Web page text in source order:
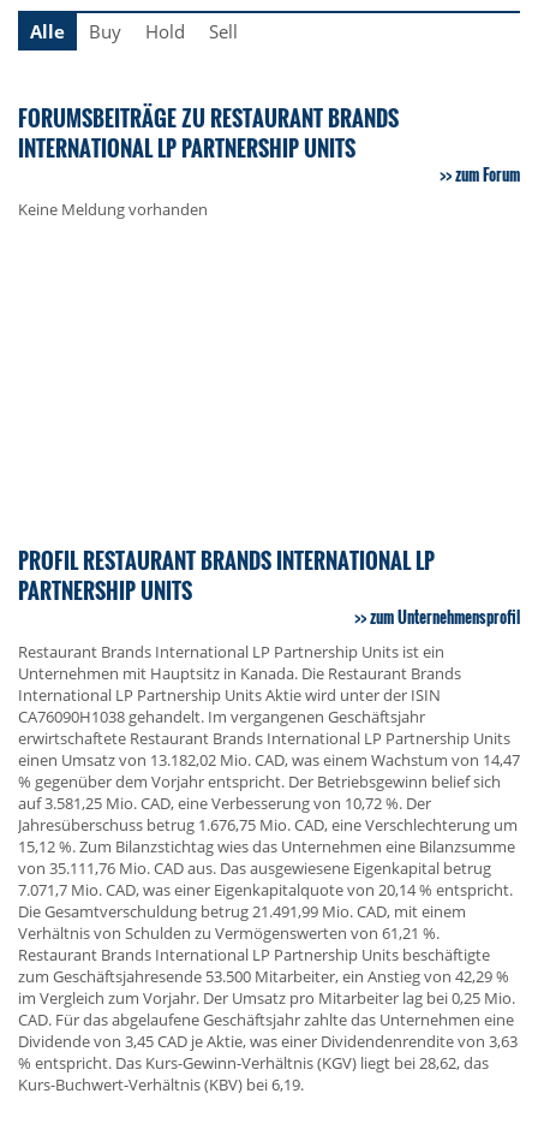
Alle
Buy Hold Sell
FORUMSBEITRÄGE ZU RESTAURANT BRANDS
INTERNATIONAL LP PARTNERSHIP UNITS
zum Forum
Keine Meldung vorhanden
PROFIL RESTAURANT BRANDS INTERNATIONAL LP
PARTNERSHIP UNITS
zum Unternehmensprofil
Restaurant Brands International LP Partnership Units ist ein
Unternehmen mit Hauptsitz in Kanada. Die Restaurant Brands
International LP Partnership Units Aktie wird unter der ISIN
CA76090H1038 gehandelt. Im vergangenen Geschäftsjahr
erwirtschaftete Restaurant Brands International LP Partnership Units
einen Umsatz von 13.182,02 Mio. CAD, was einem Wachstum von 14,47
% gegenüber dem Vorjahr entspricht. Der Betriebsgewinn belief sich
auf 3.581,25 Mio. CAD, eine Verbesserung von 10,72 %. Der
Jahresüberschuss betrug 1.676,75 Mio. CAD, eine Verschlechterung um
15,12 %. Zum Bilanzstichtag wies das Unternehmen eine Bilanzsumme
von 35.111,76 Mio. CAD aus. Das ausgewiesene Eigenkapital betrug
7.071,7 Mio. CAD, was einer Eigenkapitalquote von 20,14 % entspricht.
Die Gesamtverschuldung betrug 21.491,99 Mio. CAD, mit einem
Verhältnis von Schulden zu Vermögenswerten von 61,21 %.
Restaurant Brands International LP Partnership Units beschäftigte
zum Geschäftsjahresende 53.500 Mitarbeiter, ein Anstieg von 42,29 %
im Vergleich zum Vorjahr. Der Umsatz pro Mitarbeiter lag bei 0,25 Mio.
CAD. Für das abgelaufene Geschäftsjahr zahlte das Unternehmen eine
Dividende von 3,45 CAD je Aktie, was einer Dividendenrendite von 3,63
% entspricht. Das Kurs-Gewinn-Verhältnis (KGV) liegt bei 28,62, das
Kurs-Buchwert-Verhältnis (KBV) bei 6,19.